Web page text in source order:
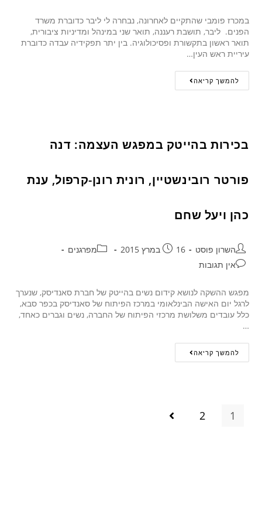
במכרז פומבי שהתקיים לאחרונה, נבחרה לי ליבר כדוברת משרד
הפנים. ליבר, תושבת רעננה, תואר שני במינהל ומדיניות ציבורית,
תואר ראשון בתקשורת ופסיכולוגיה. בין יתר תפקידיה עבדה כדוברת
עיריית ראש העין…
להמשך קריאה
בכירות בהייטק במפגש העצמה: דנה
פורטר רובינשטיין, רונית רונן-קרפול, ענת
כהן ויעל שחם
השרון פוסט 16 במרץ 2015
מפרגנים
אין תגובות
מפגש ההשקה לנושא קידום נשים בהייטק של חברת סאנדיסק, שנערך
לרגל יום האישה הבינלאומי במרכז הפיתוח של סאנדיסק בכפר סבא,
כלל עובדים משלושת מרכזי הפיתוח של החברה, נשים וגברים כאחד,
…
להמשך קריאה
1
2